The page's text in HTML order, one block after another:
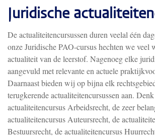
Juridische
De actualiteitencursussen duren veelal één
onze Juridische PAO-cursus hechten we veel
actualiteit van de leerstof. Nagenoeg elke
aangevuld met relevante en actuele
Daarnaast bieden wij op bijna elk
terugkerende actualiteitencursussen aan.
actualiteitencursus Arbeidsrecht, de zeer
actualiteitencursus Auteursrecht, de
Bestuursrecht, de actualiteitencursus